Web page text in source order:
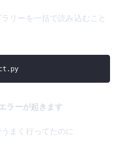
リーを一括で読み込むこと
ラーが起きます
まく行ってたのに